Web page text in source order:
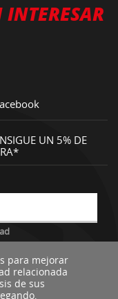
UN 5% DE
para mejorar
relacionada
de sus